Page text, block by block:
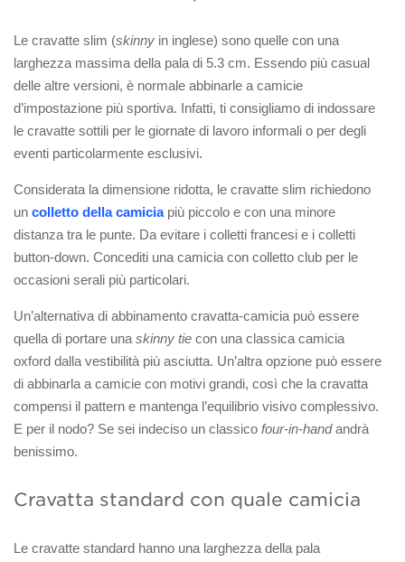
Le cravatte slim (skinny in inglese) sono quelle con una
larghezza massima della pala di 5.3 cm. Essendo più casual
delle altre versioni, è normale abbinarle a camicie
d’impostazione più sportiva. Infatti, ti consigliamo di indossare
le cravatte sottili per le giornate di lavoro informali o per degli
eventi particolarmente esclusivi.
Considerata la dimensione ridotta, le cravatte slim richiedono
un colletto della camiciapiù piccolo e con una minore
distanza tra le punte. Da evitare i colletti francesi e i colletti
button-down. Concediti una camicia con colletto club per le
occasioni serali più particolari.
Un’alternativa di abbinamento cravatta-camicia può essere
quella di portare una skinny tie con una classica camicia
oxford dalla vestibilità più asciutta. Un’altra opzione può essere
di abbinarla a camicie con motivi grandi, così che la cravatta
compensi il pattern e mantenga l’equilibrio visivo complessivo.
E per il nodo? Se sei indeciso un classico four-in-handandrà
benissimo.
Cravatta standard con quale camicia
Le cravatte standard hanno una larghezza della pala